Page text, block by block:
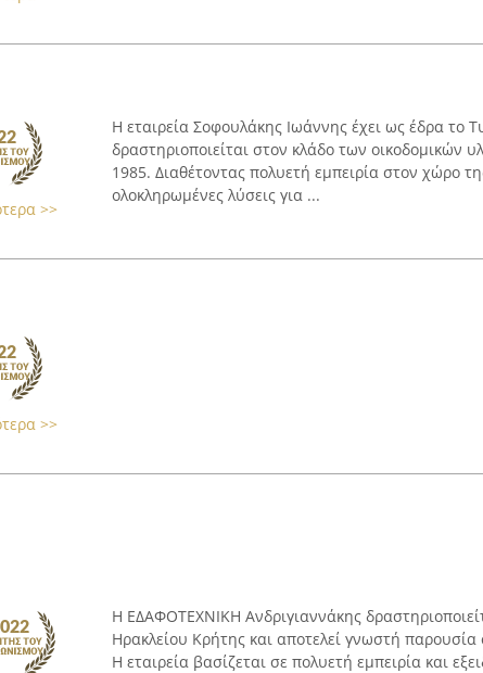
>>
Η εταιρεία Σοφουλάκης Ιωάννης έχει ως έδρα το
δραστηριοποιείται στον κλάδο των οικοδομικών
1985. Διαθέτοντας πολυετή εμπειρία στον χώρο
ολοκληρωμένες λύσεις για ...
>>
Η ΕΔΑΦΟΤΕΧΝΙΚΗ Ανδριγιαννάκης
Ηρακλείου Κρήτης και αποτελεί γνωστή
Η εταιρεία βασίζεται σε πολυετή εμπειρία και